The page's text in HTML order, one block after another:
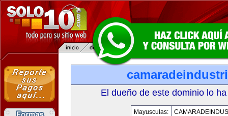
El dueño de este dominio lo
Mayusculas: